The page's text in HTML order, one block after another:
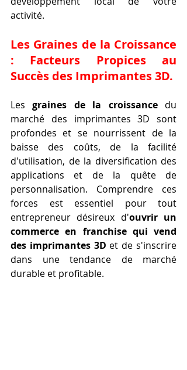
activité.
Les Graines de la Croissance
: Facteurs Propices au
Succès des Imprimantes 3D.
Les graines de la croissance du
marché des imprimantes 3D sont
profondes et se nourrissent de la
baisse des coûts, de la facilité
d'utilisation, de la diversification des
applications et de la quête de
personnalisation. Comprendre ces
forces est essentiel pour tout
entrepreneur désireux d'ouvrir un
commerce en franchise qui vend
des imprimantes 3D et de s'inscrire
dans une tendance de marché
durable et profitable.